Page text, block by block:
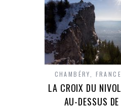
CHAMBÉRY FRANCE
LA CROIX DU
AU-DESSUS